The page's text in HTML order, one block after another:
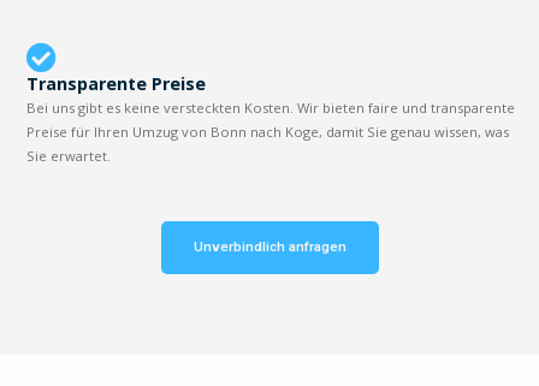
Transparente Preise
Bei uns gibt es keine versteckten Kosten. Wir bieten faire und transparente
Preise für Ihren Umzug von Bonn nach Koge, damit Sie genau wissen, was
Sie erwartet.
Unverbindlich anfragen